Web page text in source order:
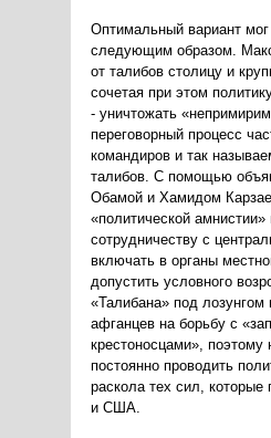
Оптимальный вариант
следующим образом.
от талибов столицу и
сочетая при этом
- уничтожать
переговорный процесс
командиров и так
талибов. С помощью
Обамой и Хамидом
«политической амнистии»
сотрудничеству с
включать в органы
допустить условного
«Талибана» под лозунгом
афганцев на борьбу с
крестоносцами», поэтому
постоянно проводить
раскола тех сил, которые
и США.